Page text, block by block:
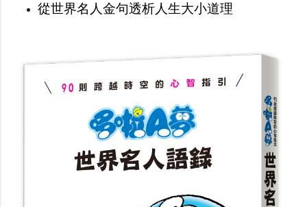
從世界名人金句透析人生大小道理